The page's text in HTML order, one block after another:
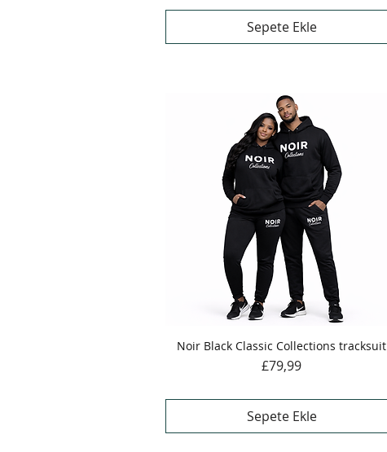
Sepete Ekle
Hızlı Bakış
Noir Black Classic Collections tracksuit
Fiyat
£79,99
Sepete Ekle